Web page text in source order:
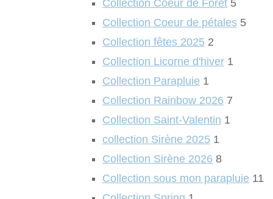
Collection Coeur de Forêt 5
Collection Coeur de pétales 5
Collection fêtes 2025 2
Collection Licorne d'hiver 1
Collection Parapluie 1
Collection Rainbow 2026 7
Collection Saint-Valentin 1
collection Sirène 2025 1
Collection Sirène 2026 8
Collection sous mon parapluie 11